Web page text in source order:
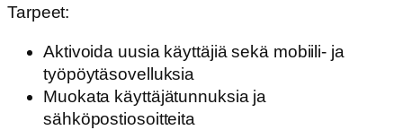
Tarpeet:
Aktivoida uusia käyttäjiä sekä mobiili- ja
työpöytäsovelluksia
Muokata käyttäjätunnuksia ja
sähköpostiosoitteita